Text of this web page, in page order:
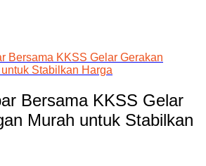
Bersama KKSS Gelar Gerakan
Stabilkan Harga
Bersama KKSS Gelar
Murah untuk Stabilkan